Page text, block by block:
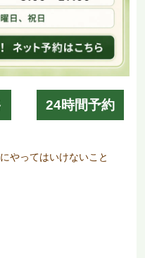
24時間予約
やってはいけないこと